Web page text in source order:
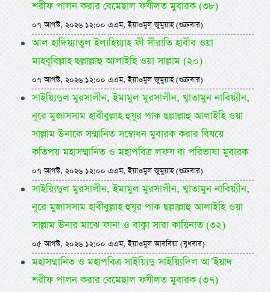
শরীফ পালন করার বেমেছাল ফযীলত মুবারক (৩৮)
০৭ আগস্ট, ২০২৬ ১২:০০ এএম, ইয়াওমুল জুমুয়াহ (শুক্রবার)
আল হাদিয়্যাতুল ইলাহিয়্যাহ ফী সীরাতি হাবীব ওয়া
মাহবূবিল্লাহ ছল্লাল্লাহু আলাইহি ওয়া সাল্লাম (২০)
০৭ আগস্ট, ২০২৬ ১২:০০ এএম, ইয়াওমুল জুমুয়াহ (শুক্রবার)
সাইয়্যিদুল মুরসালীন, ইমামুল মুরসালীন, খ্বাতামুন নাবিয়্যীন,
নূরে মুজাসসাম হাবীবুল্লাহ হুযূর পাক ছল্লাল্লাহু আলাইহি ওয়া
সাল্লাম উনাকে সম্মানিত সম্বোধন মুবারক করার বিষয়ে
কতিপয় মহাসম্মানিত ও মহাপবিত্র লফয বা পরিভাষা মুবারক
০৭ আগস্ট, ২০২৬ ১২:০০ এএম, ইয়াওমুল জুমুয়াহ (শুক্রবার)
সাইয়্যিদুল মুরসালীন, ইমামুল মুরসালীন, খ্বাতামুন নাবিয়্যীন,
নূরে মুজাসসাম হাবীবুল্লাহ হুযূর পাক ছল্লাল্লাহু আলাইহি ওয়া
সাল্লাম উনার মাঝে ফানা ও বাক্বা সারা কায়িনাত (৩২)
০৫ আগস্ট, ২০২৬ ১২:০০ এএম, ইয়াওমুল আরবিয়া (বুধবার)
মহাসম্মানিত ও মহাপবিত্র সাইয়্যিদু সাইয়্যিদিল আ’ইয়াদ
শরীফ পালন করার বেমেছাল ফযীলত মুবারক (৩৭)